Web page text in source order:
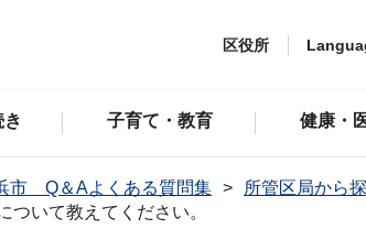
区役所
き 子育て・教育 健康・
市 Q＆Aよくある質問集 所管区局から
ついて教えてください。